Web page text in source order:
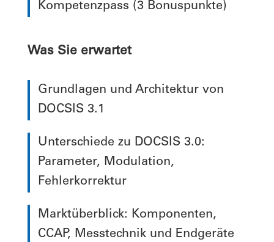
Kompetenzpass (3 Bonuspunkte)
Was Sie erwartet
Grundlagen und Architektur von
DOCSIS 3.1
Unterschiede zu DOCSIS 3.0:
Parameter, Modulation,
Fehlerkorrektur
Marktüberblick: Komponenten,
CCAP, Messtechnik und Endgeräte